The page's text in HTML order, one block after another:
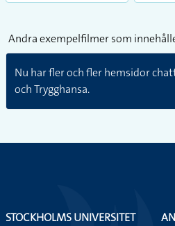
Andra exempelfilmer som
Nu har fler och fler hemsidor
och Trygghansa.
STOCKHOLMS UNIVERSITET